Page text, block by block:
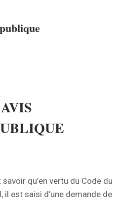
qu’en vertu du Code du
il est saisi d’une demande de